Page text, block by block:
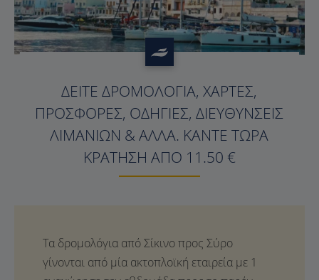
?>
ΔΕΊΤΕ ΔΡΟΜΟΛΌΓΙΑ, ΧΆΡΤΕΣ,
ΠΡΟΣΦΟΡΈΣ, ΟΔΗΓΊΕΣ, ΔΙΕΥΘΎΝΣΕΙΣ
ΛΙΜΑΝΙΏΝ & ΆΛΛΑ. ΚΆΝΤΕ ΤΏΡΑ
ΚΡΆΤΗΣΗ ΑΠΌ 11.50 €